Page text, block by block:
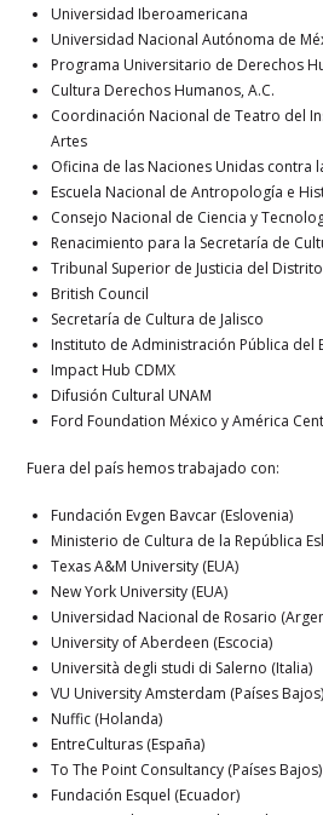
Universidad Iberoamericana
Universidad Nacional Autónoma de
Programa Universitario de Derechos
Cultura Derechos Humanos, A.C.
Coordinación Nacional de Teatro del
Artes
Oficina de las Naciones Unidas contra
Escuela Nacional de Antropología e
Consejo Nacional de Ciencia y
Renacimiento para la Secretaría de
Tribunal Superior de Justicia del
British Council
Secretaría de Cultura de Jalisco
Instituto de Administración Pública del
Impact Hub CDMX
Difusión Cultural UNAM
Ford Foundation México y América
Fuera del país hemos trabajado con:
Fundación Evgen Bavcar (Eslovenia)
Ministerio de Cultura de la República
Texas A&M University (EUA)
New York University (EUA)
Universidad Nacional de Rosario
University of Aberdeen (Escocia)
Università degli studi di Salerno (Italia)
VU University Amsterdam (Países Bajos)
Nuffic (Holanda)
EntreCulturas (España)
To The Point Consultancy (Países Bajos)
Fundación Esquel (Ecuador)